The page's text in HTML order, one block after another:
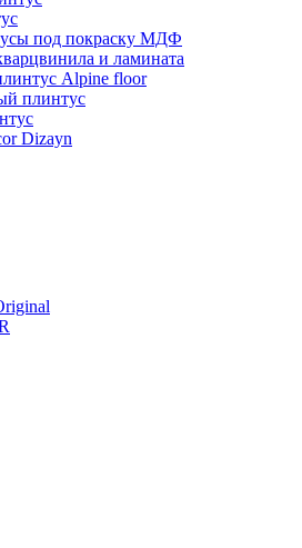
под покраску МДФ
и ламината
Alpine floor
плинтус
Dizayn